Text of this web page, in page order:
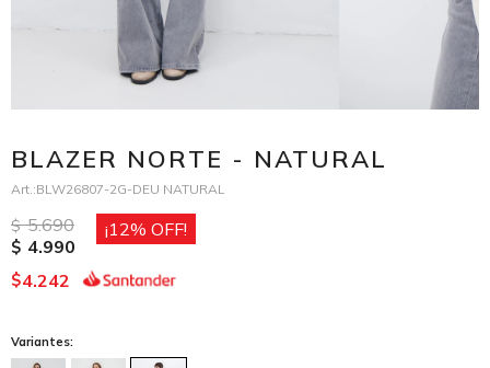
BLAZER NORTE - NATURAL
BLW26807-2G-DEU NATURAL
$ 5.690
$ 4.990
12
$4.242
Variantes: